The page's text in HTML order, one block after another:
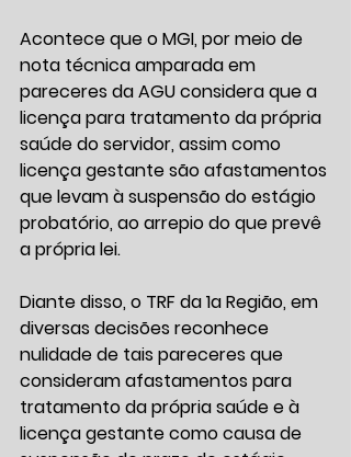
Acontece que o MGI, por meio de
nota técnica amparada em
pareceres da AGU considera que a
licença para tratamento da própria
saúde do servidor, assim como
licença gestante são afastamentos
que levam à suspensão do estágio
probatório, ao arrepio do que prevê
a própria lei.
Diante disso, o TRF da 1a Região, em
diversas decisões reconhece
nulidade de tais pareceres que
consideram afastamentos para
tratamento da própria saúde e à
licença gestante como causa de